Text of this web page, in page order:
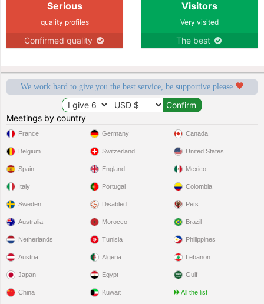
Serious
quality profiles
Confirmed quality
Visitors
Very visited
The best
We work hard to give you the best service, be supportive please
Meetings by country
France
Belgium
Spain
Italy
Sweden
Germany
Switzerland
England
Portugal
Disabled
Canada
United States
Mexico
Colombia
Pets
Australia
Netherlands
Austria
Japan
China
Morocco
Tunisia
Algeria
Egypt
Kuwait
Brazil
Philippines
Lebanon
Gulf
All the list